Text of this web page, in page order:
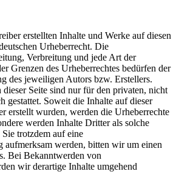
erstellten Inhalte und Werke auf diesen
Urheberrecht. Die
Verbreitung und jede Art der
Grenzen des Urheberrechtes bedürfen der
des jeweiligen Autors bzw. Erstellers.
Seite sind nur für den privaten, nicht
gestattet. Soweit die Inhalte auf dieser
erstellt wurden, werden die Urheberrechte
werden Inhalte Dritter als solche
trotzdem auf eine
aufmerksam werden, bitten wir um einen
Bei Bekanntwerden von
wir derartige Inhalte umgehend